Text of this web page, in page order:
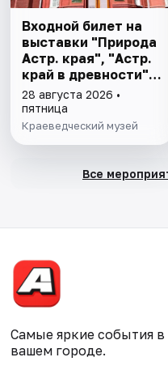
Входной билет на
выставки "Природа
Астр. края", "Астр.
край в древности",
"Заселение Астр.
края"
28 августа 2026 •
пятница
Краеведческий музей
Все
Самые яркие события в
вашем городе.